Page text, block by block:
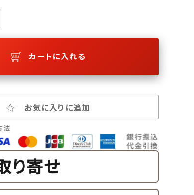
カートに入れる
お気に入りに追加
り寄せ